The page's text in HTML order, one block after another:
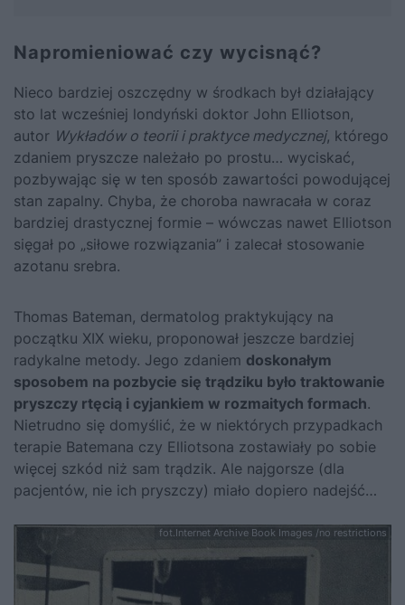
Napromieniować czy wycisnąć?
Nieco bardziej oszczędny w środkach był działający
sto lat wcześniej londyński doktor John Elliotson,
autor Wykładów o teorii i praktyce medycznej, którego
zdaniem pryszcze należało po prostu… wyciskać,
pozbywając się w ten sposób zawartości powodującej
stan zapalny. Chyba, że choroba nawracała w coraz
bardziej drastycznej formie – wówczas nawet Elliotson
sięgał po „siłowe rozwiązania” i zalecał stosowanie
azotanu srebra.
Thomas Bateman, dermatolog praktykujący na
początku XIX wieku, proponował jeszcze bardziej
radykalne metody. Jego zdaniem doskonałym
sposobem na pozbycie się trądziku było traktowanie
pryszczy rtęcią i cyjankiem w rozmaitych formach.
Nietrudno się domyślić, że w niektórych przypadkach
terapie Batemana czy Elliotsona zostawiały po sobie
więcej szkód niż sam trądzik. Ale najgorsze (dla
pacjentów, nie ich pryszczy) miało dopiero nadejść…
fot.Internet Archive Book Images /no restrictions